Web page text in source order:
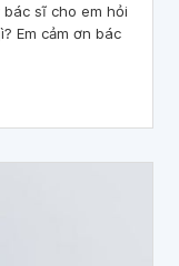
bác sĩ cho em hỏi
Em cảm ơn bác